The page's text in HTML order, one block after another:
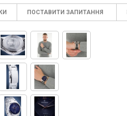
ПОСТАВИТИ ЗАПИТАННЯ